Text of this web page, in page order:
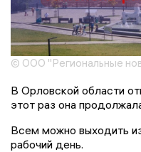
© ООО "Региональные
В Орловской области
этот раз она
Всем можно выходить
рабочий день.